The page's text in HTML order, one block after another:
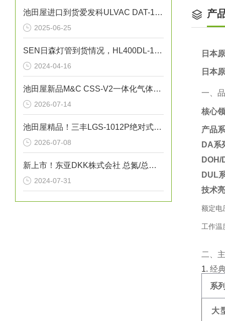
池田屋进口到货爱发科ULVAC DAT-100S干泵
2025-06-25
SEN日森灯管到货情况，HL400DL-1 400W紫外线灯管
2024-04-16
池田屋新品M&C CSS-V2一体化气体预处理系统
2026-07-14
池田屋精品！三丰LGS-1012P绝对式线性测量头技术参数
2026-07-08
新上市！东亚DKK株式会社 总氮/总磷/COD自动测定装置“NPW-400型”
2024-07-31
产
日本
日本
一、
核心
产品
DA系
DOH/
DUL
技术
额定电
工作
二、
1. ‌ 经
系
大